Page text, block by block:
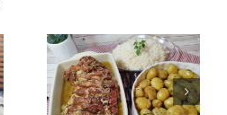
Entrecosto
italiano c/
batata a